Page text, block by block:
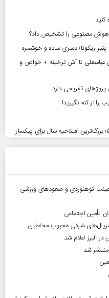
هوش مصنوعی را تشخیص داد؟
ریکوتا؛ دسری ساده و خوشمزه
عباسعلی تا آش ترخینه + خواص و
پروژهای تفریحی دارد
را از کنه نگیرید!
کوهنوردی و صعودهای ورزشی
تأمین اجتماعی
شرقی محبوب مخاطبان
البرز اعلام شد
شد